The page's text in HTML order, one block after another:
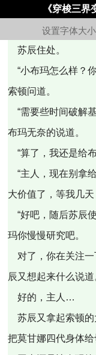
《穿梭三
设置字体大小
苏辰住处。
“小布玛怎么样？
索顿问道。
“需要些时间破解
布玛无奈的说道。
“算了，我还是给
“主人，现在别拿
大价值了，等我几天
“好吧，随后苏辰
玛你慢慢研究吧。
对了，你在关注一
辰又想起来什么说道
好的，主人…
苏辰又拿起索顿的
把莫甘娜四代身体给